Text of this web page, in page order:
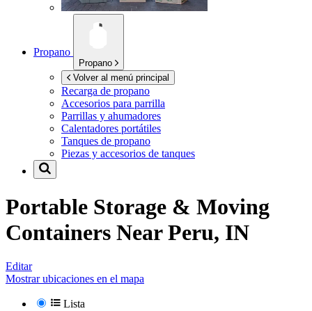
Propano
Propano
Volver al menú principal
Recarga de propano
Accesorios para parrilla
Parrillas y ahumadores
Calentadores portátiles
Tanques de propano
Piezas y accesorios de tanques
Portable Storage & Moving
Containers NearPeru, IN
Editar
Mostrar ubicaciones en el mapa
Lista